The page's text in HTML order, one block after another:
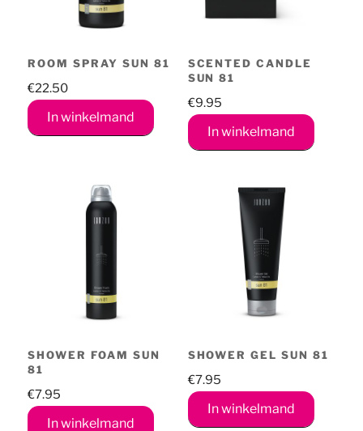
ROOM SPRAY SUN 81
€22.50
In winkelmand
SCENTED CANDLE
SUN 81
€9.95
In winkelmand
SHOWER FOAM SUN
81
€7.95
In winkelmand
SHOWER GEL SUN 81
€7.95
In winkelmand